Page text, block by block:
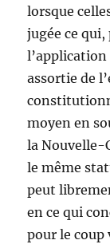
lorsque
jugée ce
assortie de
moyen en
la Nouvelle-
le même
peut
en ce qui
pour le coup